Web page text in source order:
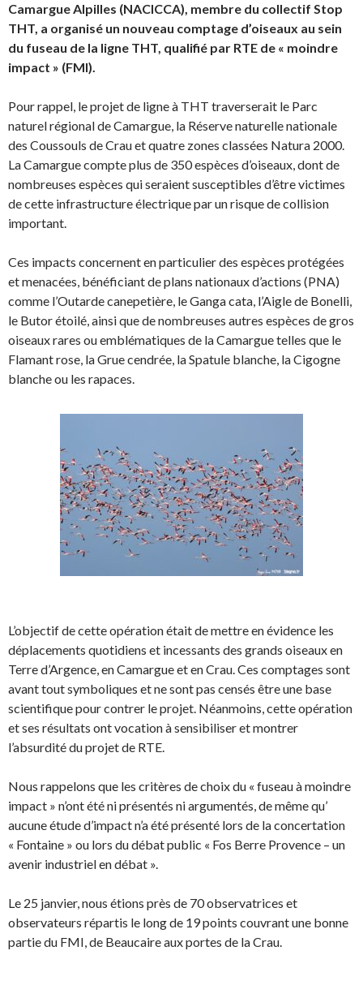
Camargue Alpilles (NACICCA), membre du collectif Stop
THT, a organisé un nouveau comptage d’oiseaux au sein
du fuseau de la ligne THT, qualifié par RTE de « moindre
impact » (FMI).
Pour rappel, le projet de ligne à THT traverserait le Parc
naturel régional de Camargue, la Réserve naturelle nationale
des Coussouls de Crau et quatre zones classées Natura 2000.
La Camargue compte plus de 350 espèces d’oiseaux, dont de
nombreuses espèces qui seraient susceptibles d’être victimes
de cette infrastructure électrique par un risque de collision
important.
Ces impacts concernent en particulier des espèces protégées
et menacées, bénéficiant de plans nationaux d’actions (PNA)
comme l’Outarde canepetière, le Ganga cata, l’Aigle de Bonelli,
le Butor étoilé, ainsi que de nombreuses autres espèces de gros
oiseaux rares ou emblématiques de la Camargue telles que le
Flamant rose, la Grue cendrée, la Spatule blanche, la Cigogne
blanche ou les rapaces.
L’objectif de cette opération était de mettre en évidence les
déplacements quotidiens et incessants des grands oiseaux en
Terre d’Argence, en Camargue et en Crau. Ces comptages sont
avant tout symboliques et ne sont pas censés être une base
scientifique pour contrer le projet. Néanmoins, cette opération
et ses résultats ont vocation à sensibiliser et montrer
l’absurdité du projet de RTE.
Nous rappelons que les critères de choix du « fuseau à moindre
impact » n’ont été ni présentés ni argumentés, de même qu’
aucune étude d’impact n’a été présenté lors de la concertation
« Fontaine » ou lors du débat public « Fos Berre Provence – un
avenir industriel en débat ».
Le 25 janvier, nous étions près de 70 observatrices et
observateurs répartis le long de 19 points couvrant une bonne
partie du FMI, de Beaucaire aux portes de la Crau.